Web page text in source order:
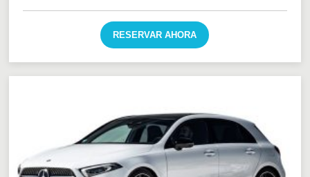
RESERVAR AHORA